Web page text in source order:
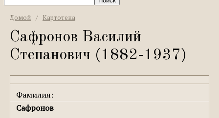
Домой / Картотека
Сафронов Василий
Степанович (1882-1937)
Фамилия:
Сафронов